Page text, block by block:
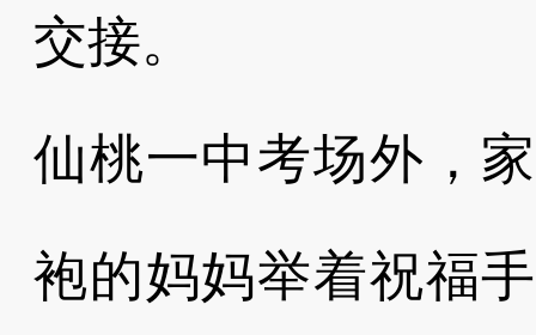
交接。
仙桃一中考场外，
袍的妈妈举着祝福